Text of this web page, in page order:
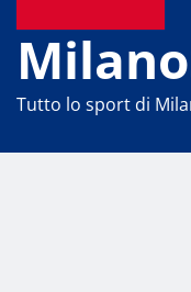
Tutto lo sport di